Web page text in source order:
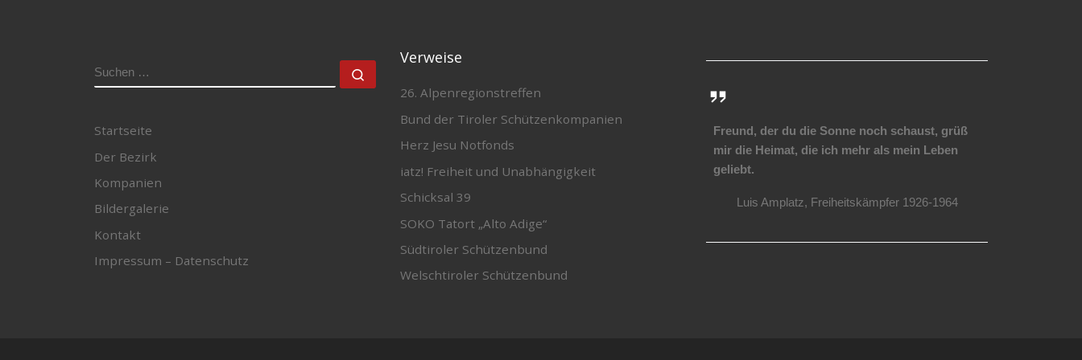
SUCHE
Startseite
Der Bezirk
Kompanien
Bildergalerie
Kontakt
Impressum – Datenschutz
Verweise
26. Alpenregionstreffen
Bund der Tiroler Schützenkompanien
Herz Jesu Notfonds
iatz! Freiheit und Unabhängigkeit
Schicksal 39
SOKO Tatort „Alto Adige“
Südtiroler Schützenbund
Welschtiroler Schützenbund
Freund, der du die Sonne noch schaust, grüß
mir die Heimat, die ich mehr als mein Leben
geliebt.
Luis Amplatz, Freiheitskämpfer 1926-1964